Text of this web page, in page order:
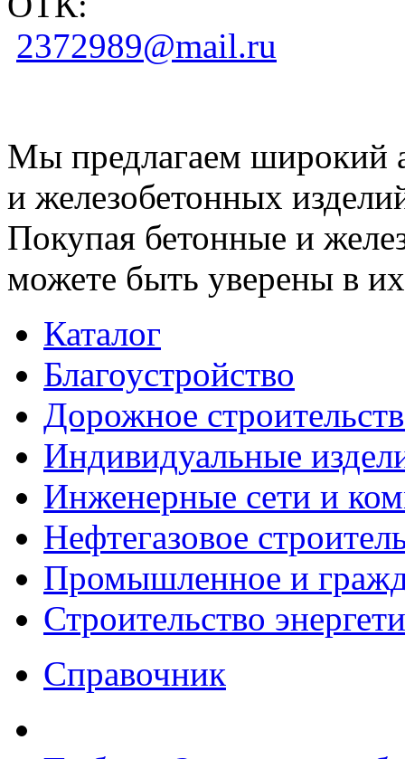
2372989@mail.ru
Мы предлагаем широкий
и железобетонных
Покупая бетонные и
можете быть уверены в их
Каталог
Благоустройство
Дорожное
Индивидуальные
Инженерные сети и
Нефтегазовое
Промышленное и
Строительство
Справочник